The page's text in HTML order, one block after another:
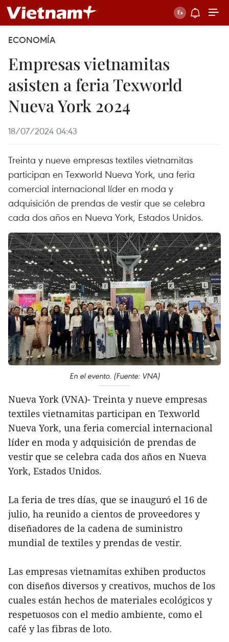
ECONOMÍA
Empresas vietnamitas
asisten a feria Texworld
Nueva York 2024
18/07/2024 04:43
Treinta y nueve empresas textiles vietnamitas
participan en Texworld Nueva York, una feria
comercial internacional líder en moda y
adquisición de prendas de vestir que se celebra
cada dos años en Nueva York, Estados Unidos.
En el evento. (Fuente: VNA)
Nueva York (VNA)- Treinta y nueve empresas
textiles vietnamitas participan en Texworld
Nueva York, una feria comercial internacional
líder en moda y adquisición de prendas de
vestir que se celebra cada dos años en Nueva
York, Estados Unidos.
La feria de tres días, que se inauguró el 16 de
julio, ha reunido a cientos de proveedores y
diseñadores de la cadena de suministro
mundial de textiles y prendas de vestir.
Las empresas vietnamitas exhiben productos
con diseños diversos y creativos, muchos de los
cuales están hechos de materiales ecológicos y
respetuosos con el medio ambiente, como el
café y las fibras de loto.